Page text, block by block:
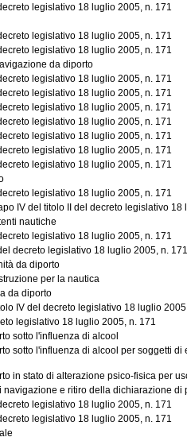
legislativo 18 luglio 2005, n. 171
legislativo 18 luglio 2005, n. 171
legislativo 18 luglio 2005, n. 171
da diporto
legislativo 18 luglio 2005, n. 171
legislativo 18 luglio 2005, n. 171
legislativo 18 luglio 2005, n. 171
legislativo 18 luglio 2005, n. 171
legislativo 18 luglio 2005, n. 171
legislativo 18 luglio 2005, n. 171
legislativo 18 luglio 2005, n. 171
legislativo 18 luglio 2005, n. 171
IV del titolo II del decreto legislativo 18
nautiche
legislativo 18 luglio 2005, n. 171
decreto legislativo 18 luglio 2005, n. 171
da diporto
per la nautica
da diporto
IV del decreto legislativo 18 luglio
legislativo 18 luglio 2005, n. 171
sotto l'influenza di alcool
sotto l'influenza di alcool per soggetti
in stato di alterazione psico-fisica per
e ritiro della dichiarazione di
legislativo 18 luglio 2005, n. 171
legislativo 18 luglio 2005, n. 171